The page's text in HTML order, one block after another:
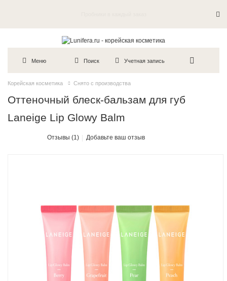
Пробники в каждый заказ
Меню Поиск Учетная запись
Корейская косметика Снято с производства
Оттеночный блеск-бальзам для губ
Laneige Lip Glowy Balm
Отзывы (1) Добавьте ваш отзыв